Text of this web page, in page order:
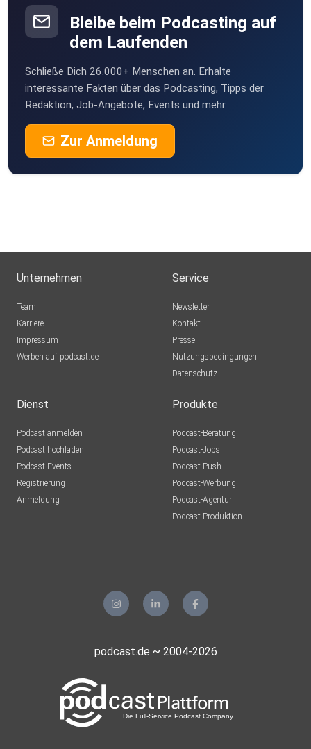
Bleibe beim Podcasting auf
dem Laufenden
Schließe Dich 26.000+ Menschen an. Erhalte
interessante Fakten über das Podcasting, Tipps der
Redaktion, Job-Angebote, Events und mehr.
Zur Anmeldung
Unternehmen
Team
Karriere
Impressum
Werben auf podcast.de
Service
Newsletter
Kontakt
Presse
Nutzungsbedingungen
Datenschutz
Dienst
Podcast anmelden
Podcast hochladen
Podcast-Events
Registrierung
Anmeldung
Produkte
Podcast-Beratung
Podcast-Jobs
Podcast-Push
Podcast-Werbung
Podcast-Agentur
Podcast-Produktion
podcast.de ~ 2004-2026